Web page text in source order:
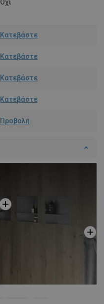
Όχι
Κατεβάστε
Κατεβάστε
Κατεβάστε
Κατεβάστε
Προβολή